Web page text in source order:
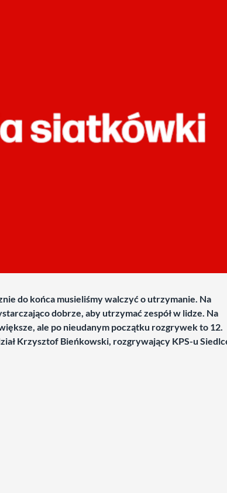
do końca musieliśmy walczyć o utrzymanie. Na
dobrze, aby utrzymać zespół w lidze. Na
ale po nieudanym początku rozgrywek to 12.
Krzysztof Bieńkowski, rozgrywający KPS-u